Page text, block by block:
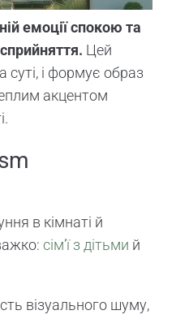
емоції спокою та
Цей
і формує образ
акцентом
в кімнаті й
сім’ї з дітьми й
візуального шуму,